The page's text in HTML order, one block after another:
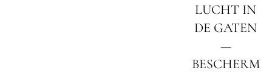
LUCHT IN
DE GATEN
—
BESCHERM